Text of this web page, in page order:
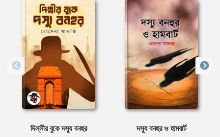
দিল্লীর বুকে দস্যু বনহুর দস্যু বনহুর ও হামবার্ট